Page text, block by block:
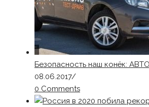
Безопасность наш конёк:
08.06.2017/
0 Comments